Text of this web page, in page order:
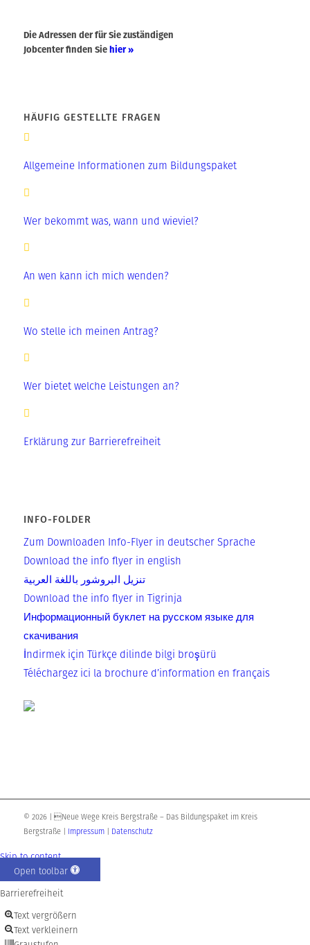
Die Adressen der für Sie zuständigen
Jobcenter finden Siehier »
HÄUFIG GESTELLTE FRAGEN
Allgemeine Informationen zum Bildungspaket
Wer bekommt was, wann und wieviel?
An wen kann ich mich wenden?
Wo stelle ich meinen Antrag?
Wer bietet welche Leistungen an?
Erklärung zur Barrierefreiheit
INFO-FOLDER
Zum Down­loa­den Info-Flyer in deut­scher Sprache
Down­load the info fly­er in english
تنزيل البروشور باللغة العربية
Down­load the info fly­er in Tigrinja
Информационный буклет на русском языке для
скачивания
İnd­irm­ek için Tür­k­çe dilin­de bil­gi broşürü
Télé­char­gez ici la brochu­re d’in­for­ma­ti­on en français
© 2026 | Neue Wege Kreis Bergstraße – Das Bildungspaket im Kreis
Bergstraße | Impressum| Datenschutz
Skip to content
Open toolbar
Barrierefreiheit
Text vergrößern
Text verkleinern